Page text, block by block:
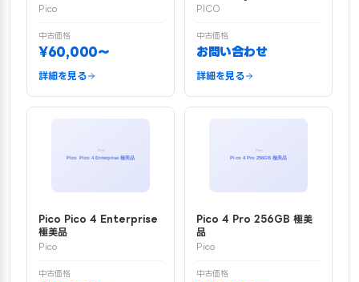
Pico
中古価格
¥60,000〜
詳細を見る
PICO
中古価格
お問い合わせ
詳細を見る
Pico Pico 4 Enterprise
極美品
Pico
中古価格
Pico 4 Pro 256GB 極美
品
Pico
中古価格